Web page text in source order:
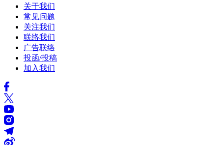
关于我们
常见问题
关注我们
联络我们
广告联络
投函/投稿
加入我们